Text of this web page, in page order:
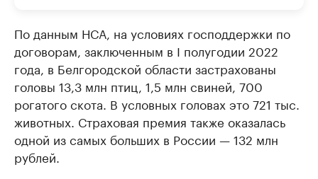
По данным НСА, на условиях господдержки по
договорам, заключенным в I полугодии 2022
года, в Белгородской области застрахованы
головы 13,3 млн птиц, 1,5 млн свиней, 700
рогатого скота. В условных головах это 721 тыс.
животных. Страховая премия также оказалась
одной из самых больших в России — 132 млн
рублей.